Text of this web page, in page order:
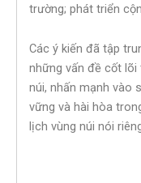
trường; phát triển
Các ý kiến đã tập
những vấn đề cốt
núi, nhấn mạnh vào
vững và hài hòa
lịch vùng núi nói